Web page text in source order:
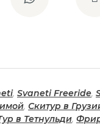
, Svaneti Freeride,
, Скитур в
в Тетнульди,